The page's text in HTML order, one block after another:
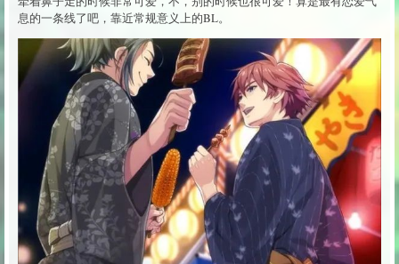
息的一条线了吧，靠近常规意义上的BL。